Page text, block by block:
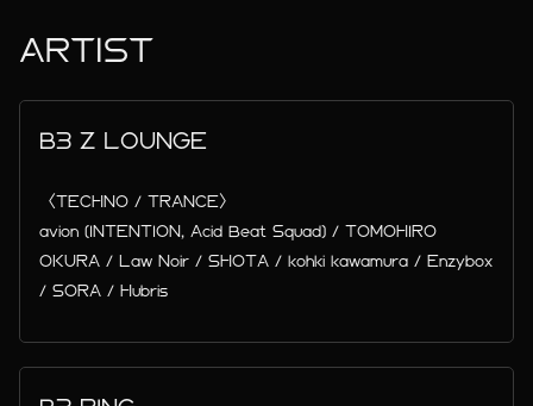
ARTIST
B3 Z LOUNGE
〈TECHNO / TRANCE〉
avion (INTENTION, Acid Beat Squad) / TOMOHIRO
OKURA / Law Noir / SHOTA / kohki kawamura / Enzybox
/ SORA / Hubris